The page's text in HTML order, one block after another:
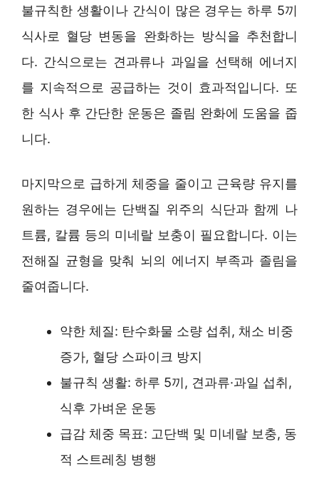
불규칙한 생활이나 간식이 많은 경우는 하루 5끼
식사로 혈당 변동을 완화하는 방식을 추천합니
다. 간식으로는 견과류나 과일을 선택해 에너지
를 지속적으로 공급하는 것이 효과적입니다. 또
한 식사 후 간단한 운동은 졸림 완화에 도움을 줍
니다.
마지막으로 급하게 체중을 줄이고 근육량 유지를
원하는 경우에는 단백질 위주의 식단과 함께 나
트륨, 칼륨 등의 미네랄 보충이 필요합니다. 이는
전해질 균형을 맞춰 뇌의 에너지 부족과 졸림을
줄여줍니다.
약한 체질: 탄수화물 소량 섭취, 채소 비중
증가, 혈당 스파이크 방지
불규칙 생활: 하루 5끼, 견과류·과일 섭취,
식후 가벼운 운동
급감 체중 목표: 고단백 및 미네랄 보충, 동
적 스트레칭 병행